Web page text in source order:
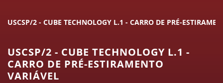
USCSP/2 - CUBE TECHNOLOGY L.1 - CARRO DE PRÉ-
USCSP/2 - CUBE TECHNOLOGY L.1 -
CARRO DE PRÉ-ESTIRAMENTO
VARIÁVEL